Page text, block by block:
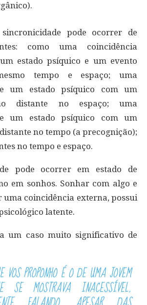
pode ocorrer de
como uma coincidência
estado psíquico e um evento
tempo e espaço; uma
um estado psíquico com um
distante no espaço; uma
um estado psíquico com um
no tempo (a precognição);
no tempo e espaço.
pode ocorrer em estado de
em sonhos. Sonhar com algo e
uma coincidência externa, possui
latente.
um caso muito significativo de
VOS PROPONHO É O DE UMA JOVEM
SE MOSTRAVA INACESSÍVEL,